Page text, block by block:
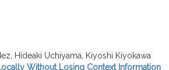
Hideaki Uchiyama, Kiyoshi Kiyokawa
Without Losing Context Information